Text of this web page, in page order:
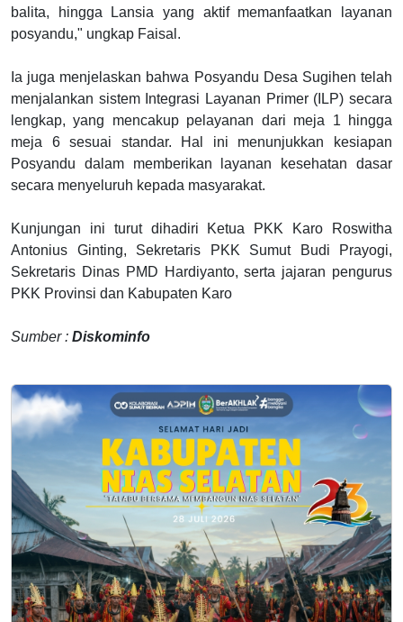
balita, hingga Lansia yang aktif memanfaatkan layanan
posyandu," ungkap Faisal.
Ia juga menjelaskan bahwa Posyandu Desa Sugihen telah
menjalankan sistem Integrasi Layanan Primer (ILP) secara
lengkap, yang mencakup pelayanan dari meja 1 hingga
meja 6 sesuai standar. Hal ini menunjukkan kesiapan
Posyandu dalam memberikan layanan kesehatan dasar
secara menyeluruh kepada masyarakat.
Kunjungan ini turut dihadiri Ketua PKK Karo Roswitha
Antonius Ginting, Sekretaris PKK Sumut Budi Prayogi,
Sekretaris Dinas PMD Hardiyanto, serta jajaran pengurus
PKK Provinsi dan Kabupaten Karo
Sumber : Diskominfo